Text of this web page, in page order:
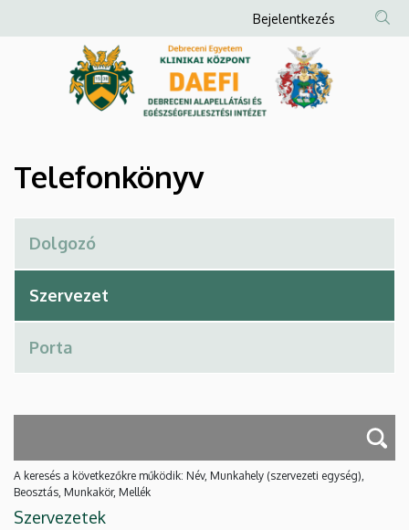
Debreceni
és
Egészségfejlesztési
Intézet
a
Anonim
Felhasználói
fiók
menüje
Bejelentkezés
Telefonkönyv
A keresés a következőkre működik: Név, Munkahely (szervezeti egység),
Beosztás, Munkakör, Mellék
Szervezetek